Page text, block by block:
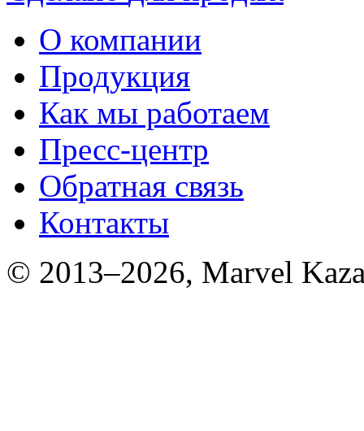
О компании
Продукция
Как мы работаем
Пресс-центр
Обратная связь
Контакты
© 2013–2026, Marvel